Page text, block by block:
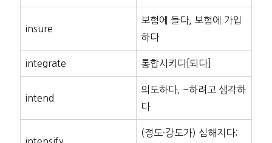
insure
보험에 들다, 보험에 가입
하다
integrate 통합시키다[되다]
intend
의도하다, ~하려고 생각하
다
(정도·강도가) 심해지다;